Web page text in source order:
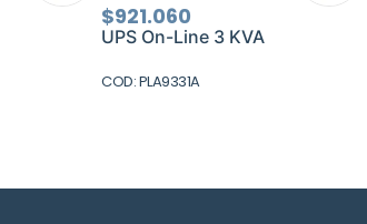
$921.060
UPS On-Line 3 KVA
COD: PLA9331A